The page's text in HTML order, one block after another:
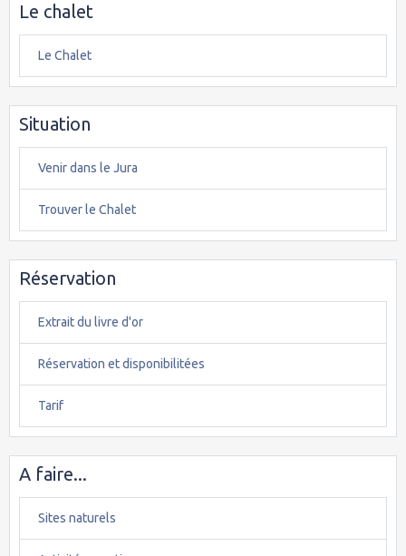
Le chalet
Le Chalet
Situation
Venir dans le Jura
Trouver le Chalet
Réservation
Extrait du livre d'or
Réservation et disponibilitées
Tarif
A faire...
Sites naturels